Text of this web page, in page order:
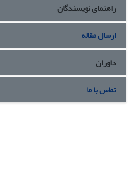
راهنمای نویسندگان
ارسال مقاله
داوران
تماس با ما